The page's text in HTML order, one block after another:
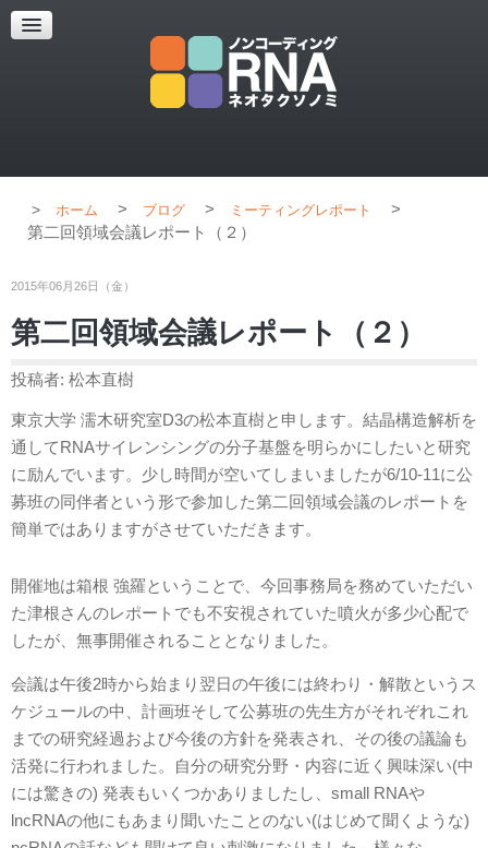
超解像顕微鏡
超解像顕微鏡の紹介
ホーム > ブログ > ミーティングレポート
>
第二回領域会議レポート（２）
2015年06月26日（金）
第二回領域会議レポート（２）
投稿者: 松本直樹
東京大学 濡木研究室D3の松本直樹と申します。結晶構造解析を
通してRNAサイレンシングの分子基盤を明らかにしたいと研究
に励んでいます。少し時間が空いてしまいましたが6/10-11に公
募班の同伴者という形で参加した第二回領域会議のレポートを
簡単ではありますがさせていただきます。
開催地は箱根 強羅ということで、今回事務局を務めていただい
た津根さんのレポートでも不安視されていた噴火が多少心配で
したが、無事開催されることとなりました。
会議は午後2時から始まり翌日の午後には終わり・解散というス
ケジュールの中、計画班そして公募班の先生方がそれぞれこれ
までの研究経過および今後の方針を発表され、その後の議論も
活発に行われました。自分の研究分野・内容に近く興味深い(中
には驚きの) 発表もいくつかありましたし、small RNAや
lncRNAの他にもあまり聞いたことのない(はじめて聞くような)